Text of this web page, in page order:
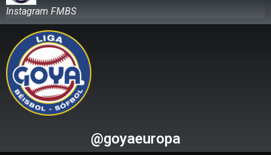
Instagram FMBS
@goyaeuropa